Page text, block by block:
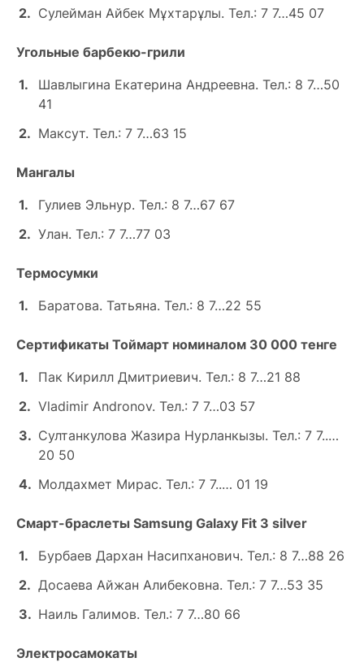
Сулейман Айбек Мұхтарұлы. Тел.: 7 7…45 07
Угольные барбекю-грили
Шавлыгина Екатерина Андреевна. Тел.: 8 7…50
41
Максут. Тел.: 7 7…63 15
Мангалы
Гулиев Эльнур. Тел.: 8 7…67 67
Улан. Тел.: 7 7…77 03
Термосумки
Баратова. Татьяна. Тел.: 8 7…22 55
Cертификаты Тоймарт номиналом 30 000 тенге
Пак Кирилл Дмитриевич. Тел.: 8 7…21 88
Vladimir Andronov. Тел.: 7 7…03 57
Султанкулова Жазира Нурланкызы. Тел.: 7 7..…
20 50
Молдахмет Мирас. Тел.: 7 7..… 01 19
Cмарт-браслеты Samsung Galaxy Fit 3 silver
Бурбаев Дархан Насипханович. Тел.: 8 7…88 26
Досаева Айжан Алибековна. Тел.: 7 7…53 35
Наиль Галимов. Тел.: 7 7…80 66
Электросамокаты